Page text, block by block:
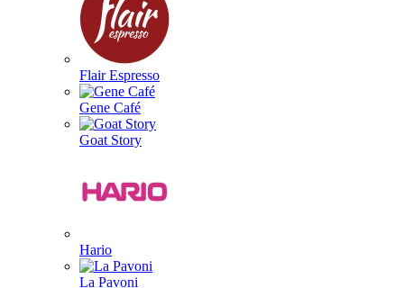
Flair Espresso
Gene Café
Goat Story
Hario
La Pavoni